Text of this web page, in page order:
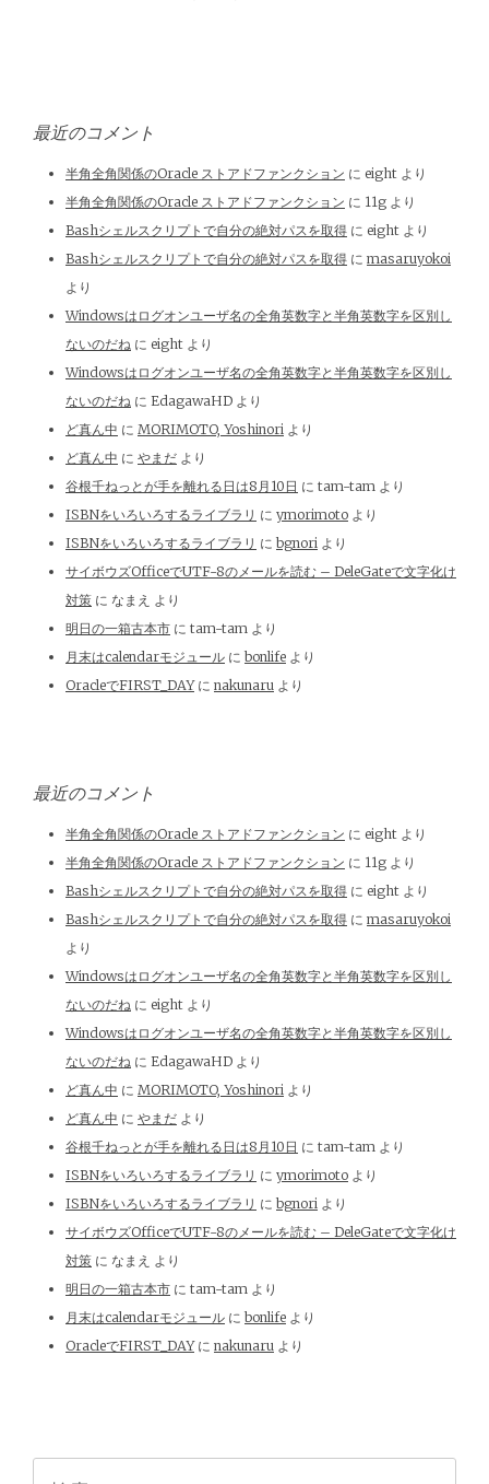
最近のコメント
半角全角関係のOracle ストアドファンクション に eight より
半角全角関係のOracle ストアドファンクション に 11g より
Bashシェルスクリプトで自分の絶対パスを取得 に eight より
Bashシェルスクリプトで自分の絶対パスを取得 に masaruyokoi
より
Windowsはログオンユーザ名の全角英数字と半角英数字を区別し
ないのだね に eight より
Windowsはログオンユーザ名の全角英数字と半角英数字を区別し
ないのだね に EdagawaHD より
ど真ん中 に MORIMOTO, Yoshinori より
ど真ん中 に やまだ より
谷根千ねっとが手を離れる日は8月10日 に tam-tam より
ISBNをいろいろするライブラリ に ymorimoto より
ISBNをいろいろするライブラリ に bgnori より
サイボウズOfficeでUTF-8のメールを読む – DeleGateで文字化け
対策 に なまえ より
明日の一箱古本市 に tam-tam より
月末はcalendarモジュール に bonlife より
OracleでFIRST_DAYに nakunaru より
最近のコメント
半角全角関係のOracle ストアドファンクション に eight より
半角全角関係のOracle ストアドファンクション に 11g より
Bashシェルスクリプトで自分の絶対パスを取得 に eight より
Bashシェルスクリプトで自分の絶対パスを取得 に masaruyokoi
より
Windowsはログオンユーザ名の全角英数字と半角英数字を区別し
ないのだね に eight より
Windowsはログオンユーザ名の全角英数字と半角英数字を区別し
ないのだね に EdagawaHD より
ど真ん中 に MORIMOTO, Yoshinori より
ど真ん中 に やまだ より
谷根千ねっとが手を離れる日は8月10日 に tam-tam より
ISBNをいろいろするライブラリ に ymorimoto より
ISBNをいろいろするライブラリ に bgnori より
サイボウズOfficeでUTF-8のメールを読む – DeleGateで文字化け
対策 に なまえ より
明日の一箱古本市 に tam-tam より
月末はcalendarモジュール に bonlife より
OracleでFIRST_DAYに nakunaru より